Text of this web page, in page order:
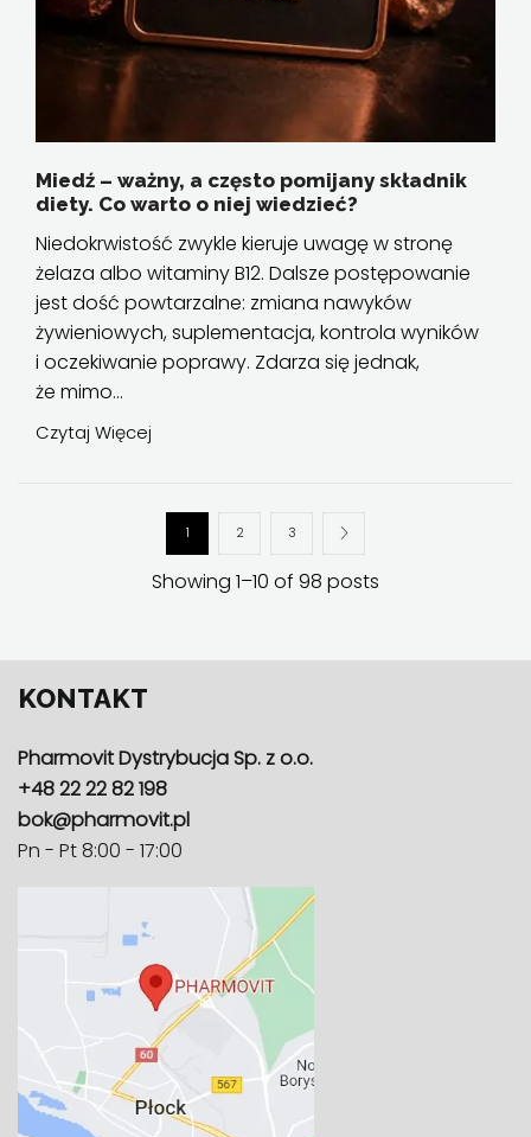
Miedź – ważny, a często pomijany składnik
diety. Co warto o niej wiedzieć?
Niedokrwistość zwykle kieruje uwagę w stronę
żelaza albo witaminy B12. Dalsze postępowanie
jest dość powtarzalne: zmiana nawyków
żywieniowych, suplementacja, kontrola wyników
i oczekiwanie poprawy. Zdarza się jednak,
że mimo...
Czytaj Więcej
Showing 1–10 of 98 posts
1 2 3
KONTAKT
Pharmovit Dystrybucja Sp. z o.o.
+48 22 22 82 198
bok@pharmovit.pl
Pn - Pt 8:00 - 17:00